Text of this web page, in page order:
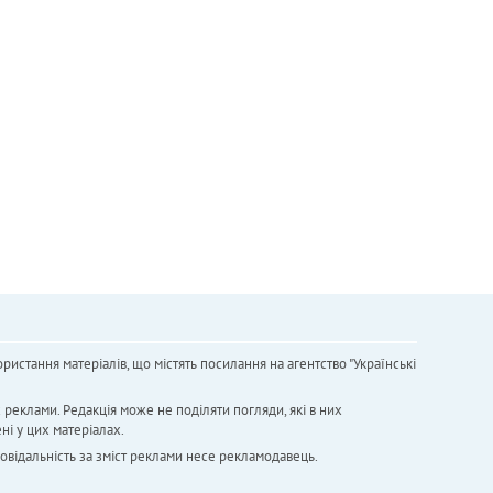
матеріалів, що містять посилання на агентство "Українськi
Редакція може не поділяти погляди, які в них
у цих матеріалах.
за зміст реклами несе рекламодавець.